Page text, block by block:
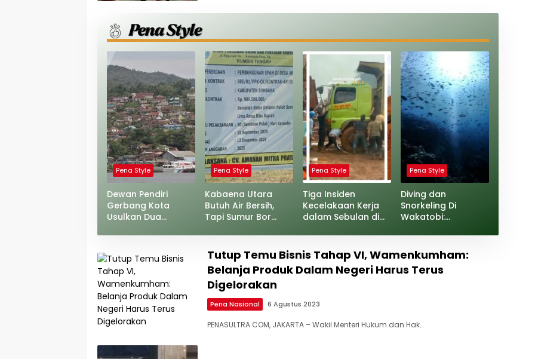
Pena Style
Dewan Pendiri
Gerbang Kota
Usulkan Dua
Kendari Jadi
Gentengnisasi
Pena Style
Kabaena Utara
Butuh Air Bersih,
Tapi Sumur Bor
Pena Style
Tiga Insiden
Kecelakaan Kerja
dalam Sebulan di
Sorotan Jelang
Bulan K3
Pena Style
Diving dan
Snorkeling Di
Wakatobi:
Paradise Sulawesi
Tenggara
Tutup Temu Bisnis Tahap VI, Wamenkumham:
Belanja Produk Dalam Negeri Harus Terus
Digelorakan
Pena Nasional 6 Agustus 2023
PENASULTRA.COM, JAKARTA – Wakil Menteri Hukum dan Hak…